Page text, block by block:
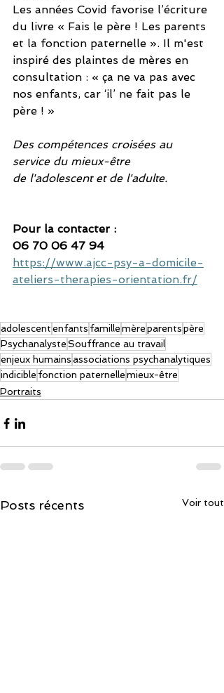
Les années Covid favorise l’écriture
du livre « Fais le père ! Les parents
et la fonction paternelle ». Il m'est
inspiré des plaintes de mères en
consultation : « ça ne va pas avec
nos enfants, car ‘il’ ne fait pas le
père ! »
Des compétences croisées au
service du mieux-être
de l'adolescent et de l'adulte.
Pour la contacter :
06 70 06 47 94
https://www.ajcc-psy-a-domicile-
ateliers-therapies-orientation.fr/
adolescentenfants famillemèreparentspère
PsychanalysteSouffrance au travail
enjeux humainsassociations psychanalytiques
indicible fonction paternellemieux-être
Portraits
Posts récents Voir tout